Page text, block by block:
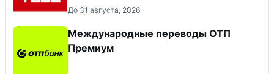
До 31 августа, 2026
Международные переводы ОТП
Премиум